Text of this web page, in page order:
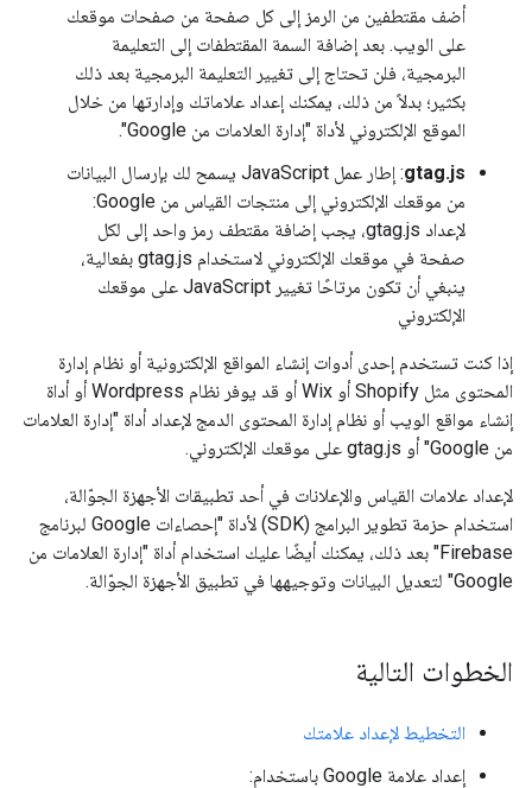
أضف مقتطفين من الرمز إلى كل صفحة من صفحات موقعك
على الويب. بعد إضافة السمة المقتطفات إلى التعليمة
البرمجية، فلن تحتاج إلى تغيير التعليمة البرمجية بعد ذلك
بكثير؛ بدلاً من ذلك، يمكنك إعداد علاماتك وإدارتها من خلال
الموقع الإلكتروني لأداة "إدارة العلامات من Google".
gtag.js
: إطار عمل JavaScript يسمح لك بإرسال البيانات
من موقعك الإلكتروني إلى منتجات القياس من Google:
لإعداد gtag.js، يجب إضافة مقتطف رمز واحد إلى لكل
صفحة في موقعك الإلكتروني لاستخدام gtag.js بفعالية،
ينبغي أن تكون مرتاحًا تغيير JavaScript على موقعك
الإلكتروني
إذا كنت تستخدم إحدى أدوات إنشاء المواقع الإلكترونية أو نظام إدارة
المحتوى مثل Shopify أو Wix أو قد يوفر نظام Wordpress أو أداة
إنشاء مواقع الويب أو نظام إدارة المحتوى الدمج لإعداد أداة "إدارة العلامات
من Google" أو gtag.js على موقعك الإلكتروني.
لإعداد علامات القياس والإعلانات في أحد تطبيقات الأجهزة الجوّالة،
استخدام حزمة تطوير البرامج (SDK) لأداة "إحصاءات Google لبرنامج
Firebase" بعد ذلك، يمكنك أيضًا عليك استخدام أداة "إدارة العلامات من
Google" لتعديل البيانات وتوجيهها في تطبيق الأجهزة الجوّالة.
الخطوات التالية
التخطيط لإعداد علامتك
إعداد علامة Google باستخدام: